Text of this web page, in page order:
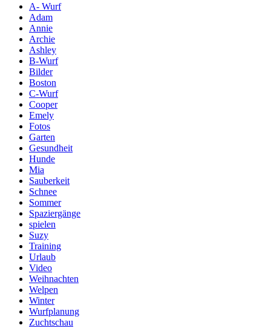
A- Wurf
Adam
Annie
Archie
Ashley
B-Wurf
Bilder
Boston
C-Wurf
Cooper
Emely
Fotos
Garten
Gesundheit
Hunde
Mia
Sauberkeit
Schnee
Sommer
Spaziergänge
spielen
Suzy
Training
Urlaub
Video
Weihnachten
Welpen
Winter
Wurfplanung
Zuchtschau